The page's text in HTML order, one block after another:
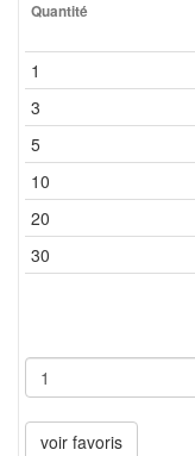
Quantité
1
3
5
10
20
30
voir favoris